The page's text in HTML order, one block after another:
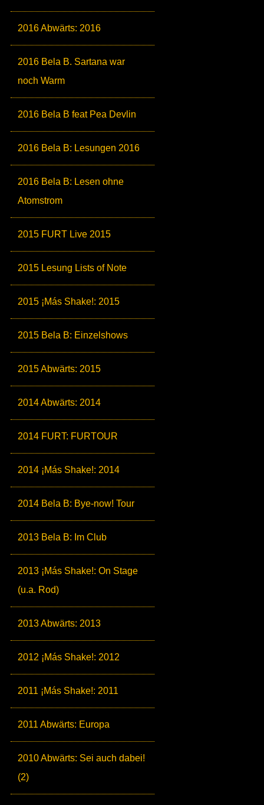
2016 Abwärts: 2016
2016 Bela B. Sartana war
noch Warm
2016 Bela B feat Pea Devlin
2016 Bela B: Lesungen 2016
2016 Bela B: Lesen ohne
Atomstrom
2015 FURT Live 2015
2015 Lesung Lists of Note
2015 ¡Más Shake!: 2015
2015 Bela B: Einzelshows
2015 Abwärts: 2015
2014 Abwärts: 2014
2014 FURT: FURTOUR
2014 ¡Más Shake!: 2014
2014 Bela B: Bye-now! Tour
2013 Bela B: Im Club
2013 ¡Más Shake!: On Stage
(u.a. Rod)
2013 Abwärts: 2013
2012 ¡Más Shake!: 2012
2011 ¡Más Shake!: 2011
2011 Abwärts: Europa
2010 Abwärts: Sei auch dabei!
(2)